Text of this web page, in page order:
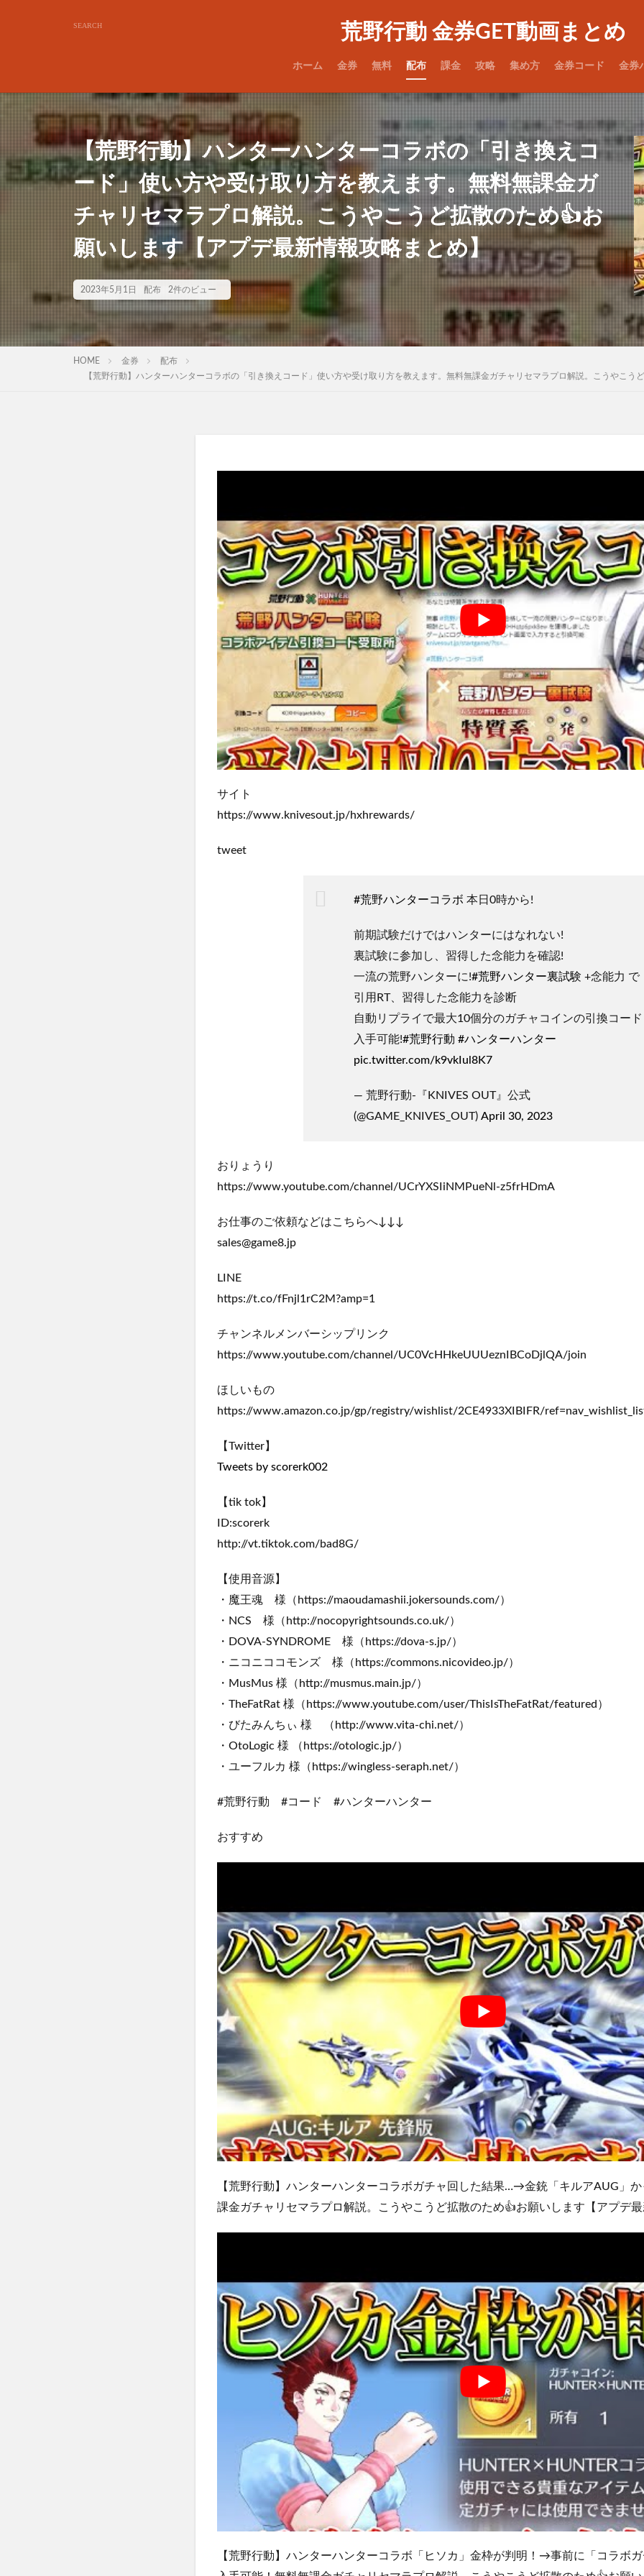
荒野行動 金券GET動画まとめ
ホーム 金券 無料 配布 課金 攻略 集め方 金券コード 金券
【荒野行動】ハンターハンターコラボの「引き換えコ
ード」使い方や受け取り方を教えます。無料無課金ガ
チャリセマラプロ解説。こうやこうど拡散のため👍お
願いします【アプデ最新情報攻略まとめ】
2023年5月1日 配布 2件のビュー
HOME 金券
配布
【荒野行動】ハンターハンターコラボの「引き換えコード」使い方や受け取り方を教えます。無料無課金ガチャリセマラプロ解説。こうやこ
サイト
https://www.knivesout.jp/hxhrewards/
tweet
#荒野ハンターコラボ 本日0時から!
前期試験だけではハンターにはなれない!
裏試験に参加し、習得した念能力を確認!
一流の荒野ハンターに!#荒野ハンター裏試験 +念能力 で
引用RT、習得した念能力を診断
自動リプライで最大10個分のガチャコインの引換コード
入手可能!#荒野行動 #ハンターハンター
pic.twitter.com/k9vkIul8K7
— 荒野行動-『KNIVES OUT』公式
(@GAME_KNIVES_OUT) April 30, 2023
おりょうり
https://www.youtube.com/channel/UCrYXSIiNMPueNl-z5frHDmA
お仕事のご依頼などはこちらへ↓↓↓
sales@game8.jp
LINE
https://t.co/fFnjl1rC2M?amp=1
チャンネルメンバーシップリンク
https://www.youtube.com/channel/UC0VcHHkeUUUeznIBCoDjlQA/join
ほしいもの
https://www.amazon.co.jp/gp/registry/wishlist/2CE4933XIBIFR/
【Twitter】
Tweets by scorerk002
【tik tok】
ID:scorerk
http://vt.tiktok.com/bad8G/
【使用音源】
・魔王魂 様（https://maoudamashii.jokersounds.com/）
・NCS 様（http://nocopyrightsounds.co.uk/）
・DOVA-SYNDROME 様（https://dova-s.jp/）
・ニコニココモンズ 様（https://commons.nicovideo.jp/）
・MusMus 様（http://musmus.main.jp/）
・TheFatRat 様（https://www.youtube.com/user/ThisIsTheFatRat/featured）
・びたみんちぃ 様 （http://www.vita-chi.net/）
・OtoLogic 様 （https://otologic.jp/）
・ユーフルカ 様（https://wingless-seraph.net/）
#荒野行動 #コード #ハンターハンター
おすすめ
【荒野行動】ハンターハンターコラボガチャ回した結果…→金銃「キルアAUG」
課金ガチャリセマラプロ解説。こうやこうど拡散のため👍お願いします【アプデ
【荒野行動】ハンターハンターコラボ「ヒソカ」金枠が判明！→事前に「コラボ